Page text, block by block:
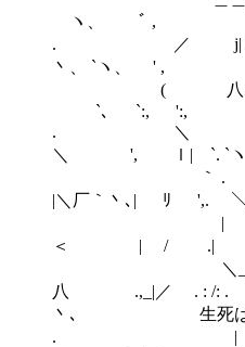
ヽ、 ﾞ ,
. ／ j| ニニ
丶、 `ヽ、 ' ,
( 八ニニ
`､ `:, ':,
. ＼ ＼
＼ ', ｌ| `. `ヽ
｀ . /
|＼厂｀丶､| ﾘ ',. ＼
| | 八 `|
＜ | / .| `
＼_ノj| ＼
八 .,_|／ . : /: .
丶､ 生死は未
. | 八